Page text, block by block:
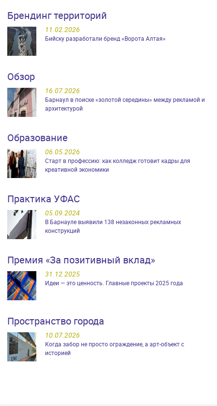
Брендинг территорий
11.02.2026
Бийску разработали бренд «Ворота Алтая»
Обзор
16.07.2026
Барнаул в поиске «золотой середины» между рекламой и
архитектурой
Образование
06.05.2026
Старт в профессию: как колледж готовит кадры для
креативной экономики
Практика УФАС
05.09.2024
В Барнауле выявили 138 незаконных рекламных
конструкций
Премия «За позитивный вклад»
31.12.2025
Идеи — это ценность. Главные проекты 2025 года
Пространство города
10.07.2026
Когда забор не просто ограждение, а арт-объект с
историей